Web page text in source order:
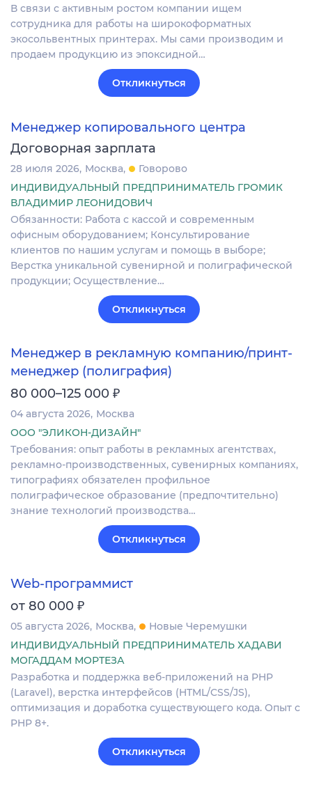
В связи с активным ростом компании ищем
сотрудника для работы на широкоформатных
экосольвентных принтерах. Мы сами производим и
продаем продукцию из эпоксидной…
Откликнуться
Менеджер копировального центра
Договорная зарплата
28 июля 2026 Москва
Говорово
ИНДИВИДУАЛЬНЫЙ ПРЕДПРИНИМАТЕЛЬ ГРОМИК
ВЛАДИМИР ЛЕОНИДОВИЧ
Обязанности: Работа с кассой и современным
офисным оборудованием; Консультирование
клиентов по нашим услугам и помощь в выборе;
Верстка уникальной сувенирной и полиграфической
продукции; Осуществление…
Откликнуться
Менеджер в рекламную компанию/принт-
менеджер (полиграфия)
80 000–125 000 ₽
04 августа 2026 Москва
ООО "ЭЛИКОН-ДИЗАЙН"
Требования: опыт работы в рекламных агентствах,
рекламно-производственных, сувенирных компаниях,
типографиях обязателен профильное
полиграфическое образование (предпочтительно)
знание технологий производства…
Откликнуться
Web-программист
от 80 000 ₽
05 августа 2026 Москва
Новые Черемушки
ИНДИВИДУАЛЬНЫЙ ПРЕДПРИНИМАТЕЛЬ ХАДАВИ
МОГАДДАМ МОРТЕЗА
Разработка и поддержка веб-приложений на PHP
(Laravel), верстка интерфейсов (HTML/CSS/JS),
оптимизация и доработка существующего кода. Опыт с
PHP 8+.
Откликнуться